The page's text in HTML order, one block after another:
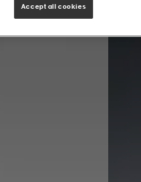
Accept all cookies